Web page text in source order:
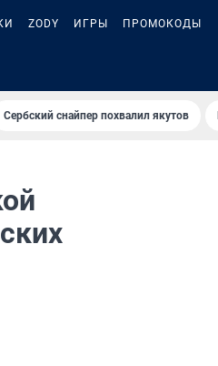
ZODY ИГРЫ ПРОМОКОДЫ
Сербский снайпер похвалил якутов